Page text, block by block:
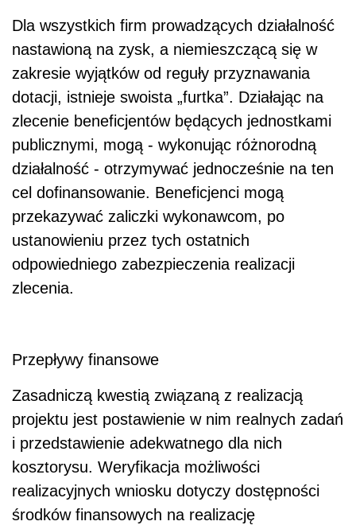
Dla wszystkich firm prowadzących działalność
nastawioną na zysk, a niemieszczącą się w
zakresie wyjątków od reguły przyznawania
dotacji, istnieje swoista „furtka”. Działając na
zlecenie beneficjentów będących jednostkami
publicznymi, mogą - wykonując różnorodną
działalność - otrzymywać jednocześnie na ten
cel dofinansowanie. Beneficjenci mogą
przekazywać zaliczki wykonawcom, po
ustanowieniu przez tych ostatnich
odpowiedniego zabezpieczenia realizacji
zlecenia.
Przepływy finansowe
Zasadniczą kwestią związaną z realizacją
projektu jest postawienie w nim realnych zadań
i przedstawienie adekwatnego dla nich
kosztorysu. Weryfikacja możliwości
realizacyjnych wniosku dotyczy dostępności
środków finansowych na realizację